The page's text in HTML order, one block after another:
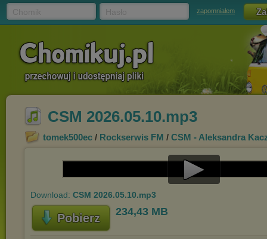
zapomniałem
CSM 2026.05.10.mp3
tomek500ec / Rockserwis FM / CSM - Aleksandra
Play
Download: CSM 2026.05.10.mp3
Pobierz 234,43 MB